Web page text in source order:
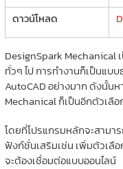
ดาวน์โหลด
DesignSpark Mechanical
ทั่วๆ ไป การทำงานก็เป็นแบ
AutoCAD อย่างมาก ดังนั้น
Mechanical ก็เป็นอีกตัวเลื
โดยที่โปรแกรมหลักจะสาม
ฟังก์ชั่นเสริมเช่น เพิ่มตัวเลื
จะต้องเชื่อมต่อแบบออนไลน์